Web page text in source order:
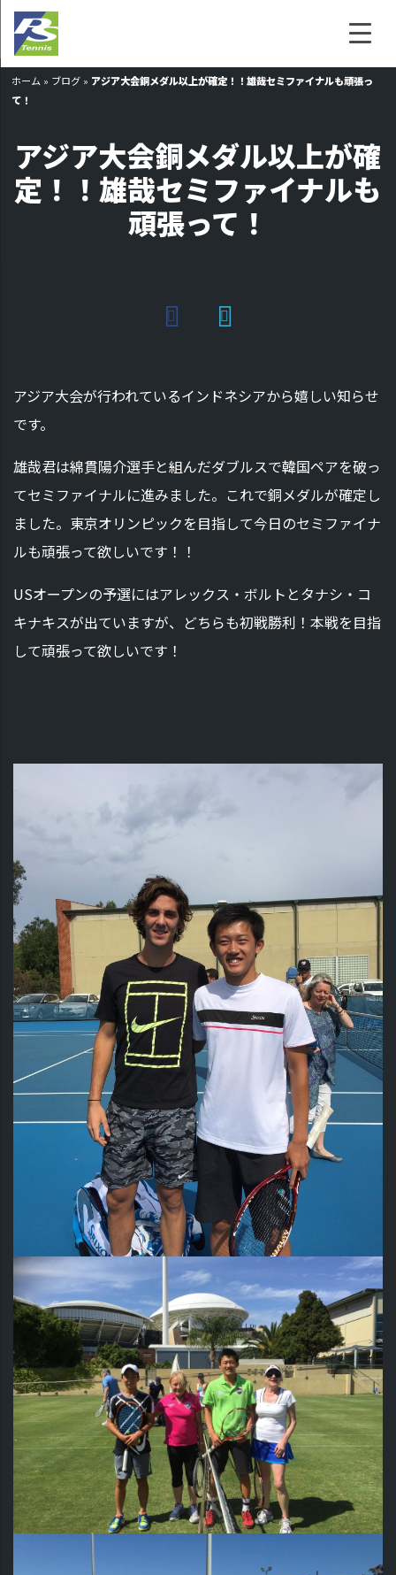
ホーム » ブログ » アジア大会銅メダル以上が確定！！雄哉セミファイナルも頑張っ
て！
アジア大会銅メダル以上が確
定！！雄哉セミファイナルも
頑張って！
アジア大会が行われているインドネシアから嬉しい知らせ
です。
雄哉君は綿貫陽介選手と組んだダブルスで韓国ペアを破っ
てセミファイナルに進みました。これで銅メダルが確定し
ました。東京オリンピックを目指して今日のセミファイナ
ルも頑張って欲しいです！！
USオープンの予選にはアレックス・ボルトとタナシ・コ
キナキスが出ていますが、どちらも初戦勝利！本戦を目指
して頑張って欲しいです！